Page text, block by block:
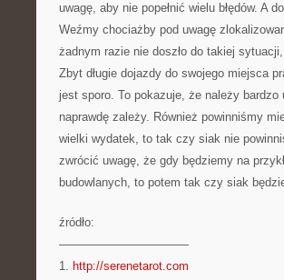
uwagę, aby nie popełnić wielu błędów. A
Weźmy chociażby pod uwagę
żadnym razie nie doszło do takiej
Zbyt długie dojazdy do swojego miejsca
jest sporo. To pokazuje, że należy
naprawdę zależy. Również powinniśmy
wielki wydatek, to tak czy siak nie
zwrócić uwagę, że gdy będziemy na
budowlanych, to potem tak czy siak
źródło:
———————————
1. http://serenetarot.com